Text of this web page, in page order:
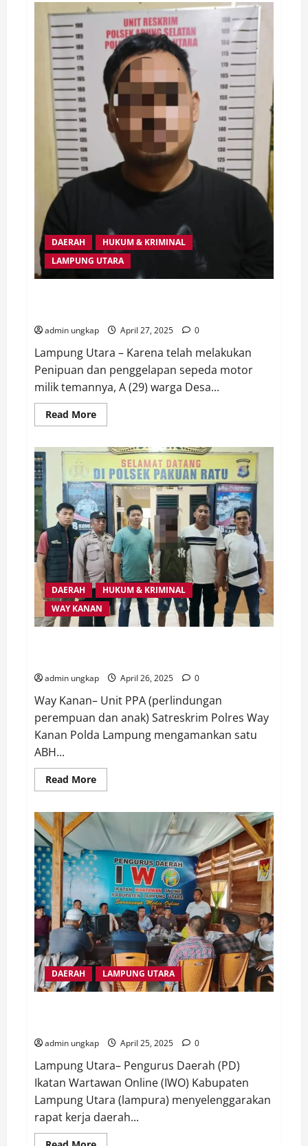
Pembobol
Warung
Diringkus
Tekab
308
Sat
Reskrim
Polres
Lampung
Utara
DAERAH
HUKUM & KRIMINAL
LAMPUNG UTARA
admin ungkap April 27, 2025 0
Lampung Utara – Karena telah melakukan
Penipuan dan penggelapan sepeda motor
milik temannya, A (29) warga Desa...
Read MoreRead
more
Motor
Warga
Abung
Selatan,
Pelaku
Diamankan
Polisi
DAERAH
HUKUM & KRIMINAL
WAY KANAN
admin ungkap April 26, 2025 0
Way Kanan– Unit PPA (perlindungan
perempuan dan anak) Satreskrim Polres Way
Kanan Polda Lampung mengamankan satu
ABH...
Read MoreRead
more
Anak
di
Bawah
Umur,
Satu
ABH
Asal
Pakuan
Ratu
Diamankan
Polres
Way
Kanan
DAERAH LAMPUNG UTARA
admin ungkap April 25, 2025 0
Lampung Utara– Pengurus Daerah (PD)
Ikatan Wartawan Online (IWO) Kabupaten
Lampung Utara (lampura) menyelenggarakan
rapat kerja daerah...